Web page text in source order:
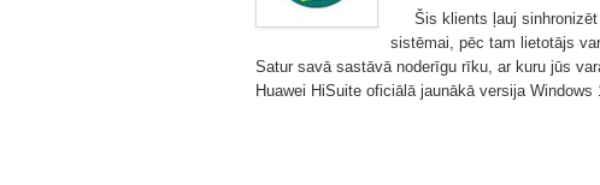
Šis klients ļauj
sistēmai, pēc tam lietotājs
Satur savā sastāvā noderīgu rīku, ar kuru jūs
Huawei HiSuite oficiālā jaunākā versija Windows